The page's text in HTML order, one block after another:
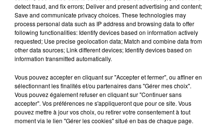
TITRES DIFFUSÉS
22h09
22h09 22h06
22h06
detect fraud, and fix errors; Deliver and present advertising and content;
Save and communicate privacy choices. These technologies may
process personal data such as IP address and browsing data to offer
following functionalities: Identify devices based on information actively
requested; Use precise geolocation data; Match and combine data from
other data sources; Link different devices; Identify devices based on
information transmitted automatically.
Vous pouvez accepter en cliquant sur "Accepter et fermer", ou affiner en
sélectionnant les finalités et/ou partenaires dans "Gérer mes choix".
Vous pouvez également refuser en cliquant sur "Continuer sans
accepter". Vos préférences ne s'appliqueront que pour ce site. Vous
pouvez mettre à jour vos choix, ou retirer votre consentement à tout
moment via le lien "Gérer les cookies" situé en bas de chaque page.